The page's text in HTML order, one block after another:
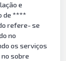
e
de ****
refere- se
no
os serviços
sobre